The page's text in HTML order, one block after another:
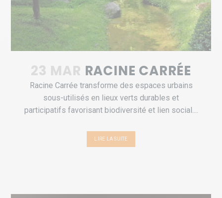
23 MAR RACINE CARRÉE
Racine Carrée transforme des espaces urbains
sous-utilisés en lieux verts durables et
participatifs favorisant biodiversité et lien social....
LIRE LA SUITE